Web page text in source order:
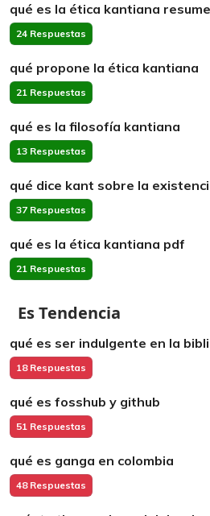
qué es la ética kantiana
24 Respuestas
qué propone la ética kantiana
21 Respuestas
qué es la filosofía kantiana
13 Respuestas
qué dice kant sobre la
37 Respuestas
qué es la ética kantiana pdf
21 Respuestas
Es Tendencia
qué es ser indulgente en la
18 Respuestas
qué es fosshub y github
51 Respuestas
qué es ganga en colombia
48 Respuestas